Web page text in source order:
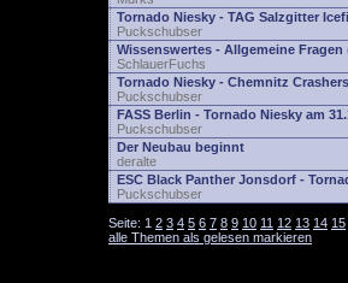
Tornado Niesky - TAG Salzgitter
Puckschubser
Wissenswertes - Allgemeine Fragen
SchlauerFuchs
Tornado Niesky - Chemnitz Crashers
Puckschubser
FASS Berlin - Tornado Niesky am
Puckschubser
Der Neubau beginnt
deralte
ESC Black Panther Jonsdorf -
Puckschubser
Seite: 1 2 3 4 5 6 7 8 9 10 11 12 13 14 15
alle Themen als gelesen markieren